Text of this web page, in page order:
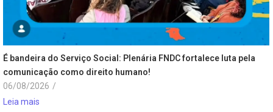
É bandeira do Serviço Social: Plenária FNDC fortalece luta pela
comunicação como direito humano!
06/08/2026 /
Leia mais